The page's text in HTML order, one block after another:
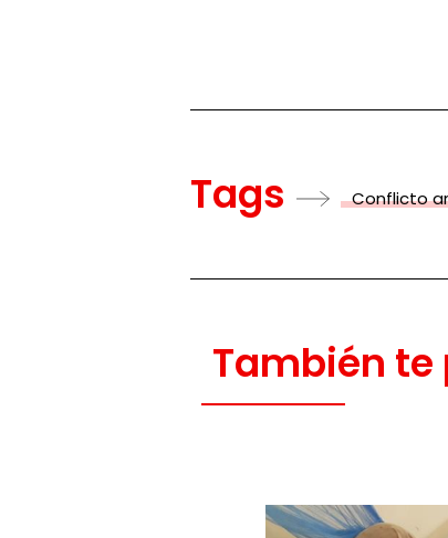
Tags Conflicto
También